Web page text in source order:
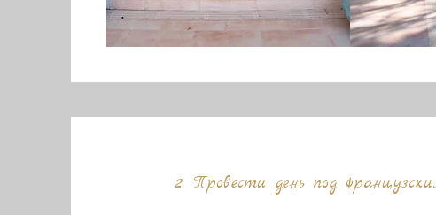
2. Провести день под